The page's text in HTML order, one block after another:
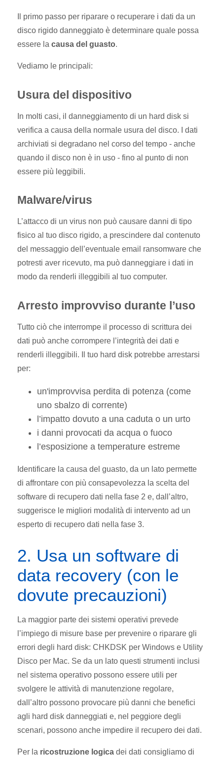
Il primo passo per riparare o recuperare i dati da un
disco rigido danneggiato è determinare quale possa
essere la causa del guasto.
Vediamo le principali:
Usura del dispositivo
In molti casi, il danneggiamento di un hard disk si
verifica a causa della normale usura del disco. I dati
archiviati si degradano nel corso del tempo - anche
quando il disco non è in uso - fino al punto di non
essere più leggibili.
Malware/virus
L’attacco di un virus non può causare danni di tipo
fisico al tuo disco rigido, a prescindere dal contenuto
del messaggio dell’eventuale email ransomware che
potresti aver ricevuto, ma può danneggiare i dati in
modo da renderli illeggibili al tuo computer.
Arresto improvviso durante l’uso
Tutto ciò che interrompe il processo di scrittura dei
dati può anche corrompere l’integrità dei dati e
renderli illeggibili. Il tuo hard disk potrebbe arrestarsi
per:
un'improvvisa perdita di potenza (come
uno sbalzo di corrente)
l’impatto dovuto a una caduta o un urto
i danni provocati da acqua o fuoco
l’esposizione a temperature estreme
Identificare la causa del guasto, da un lato permette
di affrontare con più consapevolezza la scelta del
software di recupero dati nella fase 2 e, dall’altro,
suggerisce le migliori modalità di intervento ad un
esperto di recupero dati nella fase 3.
2. Usa un software di
data recovery (con le
dovute precauzioni)
La maggior parte dei sistemi operativi prevede
l’impiego di misure base per prevenire o riparare gli
errori degli hard disk: CHKDSK per Windows e Utility
Disco per Mac. Se da un lato questi strumenti inclusi
nel sistema operativo possono essere utili per
svolgere le attività di manutenzione regolare,
dall’altro possono provocare più danni che benefici
agli hard disk danneggiati e, nel peggiore degli
scenari, possono anche impedire il recupero dei dati.
Per la ricostruzione logica dei dati consigliamo di